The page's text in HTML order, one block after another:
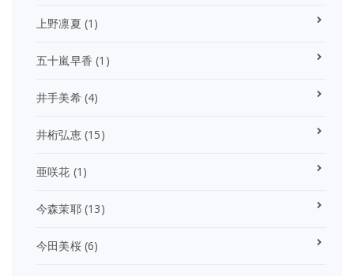
上野凛夏 (1)
五十嵐早香 (1)
井手美希(4)
井桁弘恵(15)
亜咲花 (1)
今森茉耶(13)
今田美桜(6)